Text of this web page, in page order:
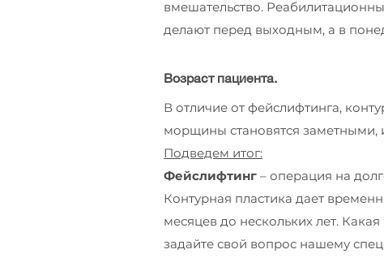
вмешательство.
делают перед выходным, а в
Возраст пациента.
В отличие от фейслифтинга,
морщины становятся заметными,
Подведем итог:
Фейслифтинг – операция на
Контурная пластика дает
месяцев до нескольких лет.
задайте свой вопрос нашему